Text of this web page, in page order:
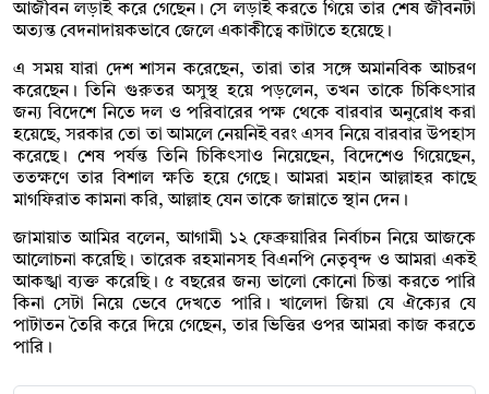
আজীবন লড়াই করে গেছেন। সে লড়াই করতে গিয়ে তার শেষ জীবনটা
অত্যন্ত বেদনাদায়কভাবে জেলে একাকীত্বে কাটাতে হয়েছে।
এ সময় যারা দেশ শাসন করেছেন, তারা তার সঙ্গে অমানবিক আচরণ
করেছেন। তিনি গুরুতর অসুস্থ হয়ে পড়লেন, তখন তাকে চিকিৎসার
জন্য বিদেশে নিতে দল ও পরিবারের পক্ষ থেকে বারবার অনুরোধ করা
হয়েছে, সরকার তো তা আমলে নেয়নিই বরং এসব নিয়ে বারবার উপহাস
করেছে। শেষ পর্যন্ত তিনি চিকিৎসাও নিয়েছেন, বিদেশেও গিয়েছেন,
ততক্ষণে তার বিশাল ক্ষতি হয়ে গেছে। আমরা মহান আল্লাহর কাছে
মাগফিরাত কামনা করি, আল্লাহ যেন তাকে জান্নাতে স্থান দেন।
জামায়াত আমির বলেন, আগামী ১২ ফেব্রুয়ারির নির্বাচন নিয়ে আজকে
আলোচনা করেছি। তারেক রহমানসহ বিএনপি নেতৃবৃন্দ ও আমরা একই
আকঙ্খা ব্যক্ত করেছি। ৫ বছরের জন্য ভালো কোনো চিন্তা করতে পারি
কিনা সেটা নিয়ে ভেবে দেখতে পারি। খালেদা জিয়া যে ঐক্যের যে
পাটাতন তৈরি করে দিয়ে গেছেন, তার ভিত্তির ওপর আমরা কাজ করতে
পারি।